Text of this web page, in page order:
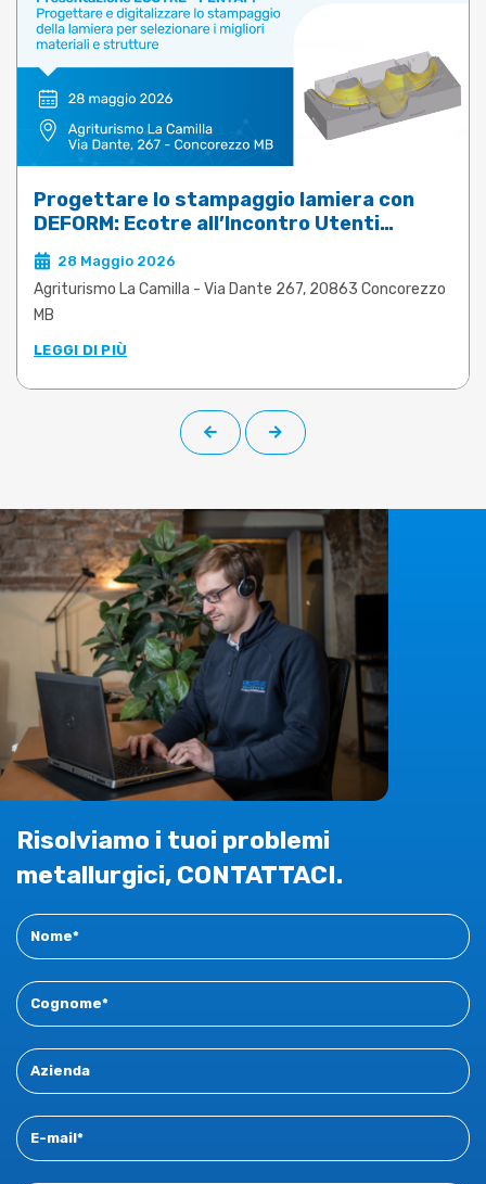
Progettare lo stampaggio lamiera con
DEFORM: Ecotre all’Incontro Utenti
Meusburger
28 Maggio 2026
Agriturismo La Camilla - Via Dante 267, 20863 Concorezzo
MB
LEGGI DI PIÙ
Risolviamo i tuoi problemi
metallurgici, CONTATTACI.
Contact
New